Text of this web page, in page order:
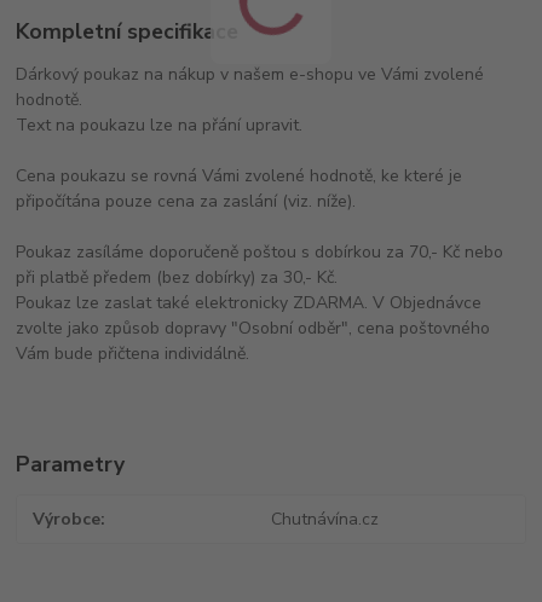
Kompletní specifikace
Dárkový poukaz na nákup v našem e-shopu ve Vámi zvolené
hodnotě.
Text na poukazu lze na přání upravit.
Cena poukazu se rovná Vámi zvolené hodnotě, ke které je
připočítána pouze cena za zaslání (viz. níže).
Poukaz zasíláme doporučeně poštou s dobírkou za 70,- Kč nebo
při platbě předem (bez dobírky) za 30,- Kč.
Poukaz lze zaslat také elektronicky ZDARMA. V Objednávce
zvolte jako způsob dopravy "Osobní odběr", cena poštovného
Vám bude přičtena individálně.
Parametry
Výrobce Chutnávína.cz